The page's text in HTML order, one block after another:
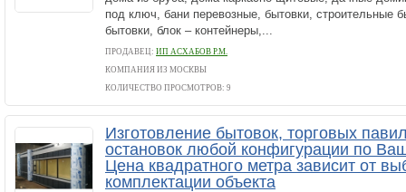
под ключ, бани перевозные, бытовки, строительные
бытовки, блок – контейнеры,...
ПРОДАВЕЦ: ИП АСХАБОВ Р.М.
КОМПАНИЯ ИЗ МОСКВЫ
КОЛИЧЕСТВО ПРОСМОТРОВ: 9
Изготовление бытовок, торговых
остановок любой конфигурации по
Цена квадратного метра зависит от
комплектации объекта